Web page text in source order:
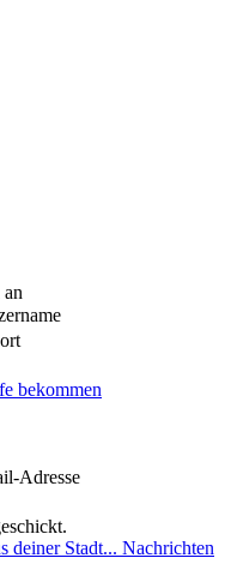
bekommen
Adresse
Nachrichten